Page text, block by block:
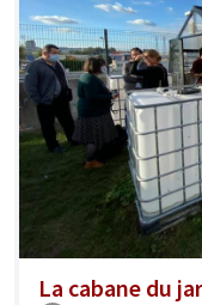
La cabane du